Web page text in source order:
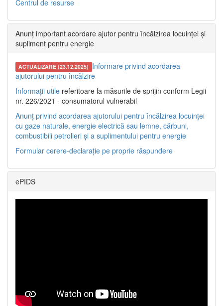
Centrul de resurse
Anunț important acordare ajutor pentru încălzirea locuinței și
supliment pentru energie
ACTUALIZARE (23.12.2025) Informare privind acordarea
ajutorului pentru încălzire
Informații utile referitoare la măsurile de sprijin conform Legii
nr. 226/2021 - consumatorul vulnerabil
Anunț privind acordarea ajutorului pentru încălzirea locuinței
cu gaze naturale, energie electrică sau lemne, cărbuni,
combustibili petrolieri și a suplimentului pentru energie
Formular cerere-declarație pe proprie răspundere
ePIDS